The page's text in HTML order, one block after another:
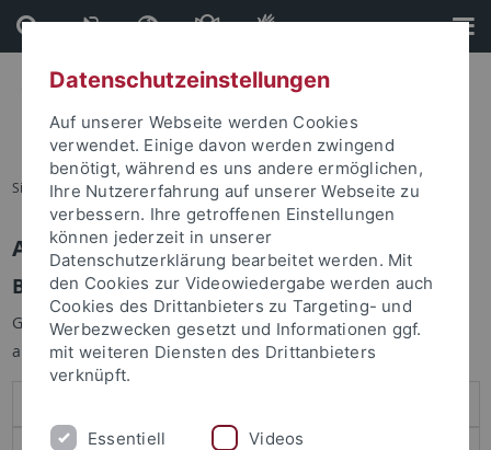
Direkt
zum
Inhalt
Direkt
zur
Fußleiste
Sie sind hier: Startseite
Anmelden
Benutzeranmeldung
Geben Sie Ihren Benutzernamen und Ihr Passwort an um sich
anzumelden:
Datenschutzeinstellungen
Auf unserer Webseite werden Cookies
verwendet. Einige davon werden zwingend
benötigt, während es uns andere ermöglichen,
Ihre Nutzererfahrung auf unserer Webseite zu
verbessern. Ihre getroffenen Einstellungen
können jederzeit in unserer
Datenschutzerklärung bearbeitet werden. Mit
den Cookies zur Videowiedergabe werden auch
Cookies des Drittanbieters zu Targeting- und
Werbezwecken gesetzt und Informationen ggf.
mit weiteren Diensten des Drittanbieters
verknüpft.
Essentiell Videos